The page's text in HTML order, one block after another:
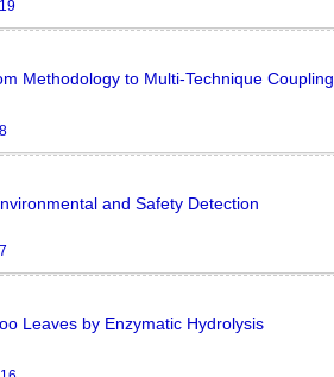
Methodology to Multi-Technique Coupling
and Safety Detection
Leaves by Enzymatic Hydrolysis